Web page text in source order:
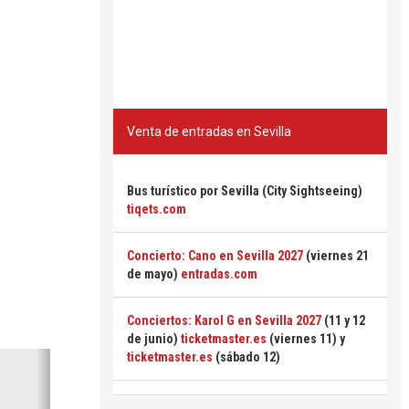
Venta de entradas en Sevilla
Bus turístico por Sevilla (City Sightseeing)
tiqets.com
Concierto: Cano en Sevilla 2027 (viernes 21
de mayo) entradas.com
Conciertos: Karol G en Sevilla 2027 (11 y 12
de junio) ticketmaster.es (viernes 11) y
ticketmaster.es (sábado 12)